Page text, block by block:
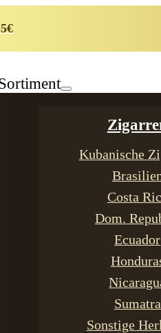
Kubanische
Costa
Dom.
Ecuador
Sumatra
Sonstige